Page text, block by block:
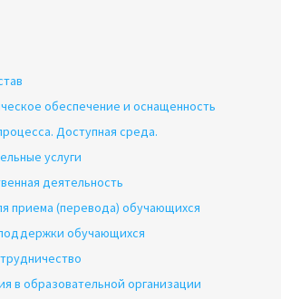
обеспечение и оснащенность
Доступная среда.
услуги
деятельность
приема (перевода) обучающихся
обучающихся
в образовательной организации